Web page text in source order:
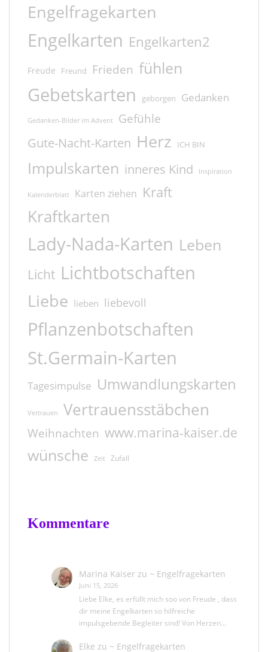
Engelfragekarten
Engelkarten Engelkarten2
Freude Freund Frieden fühlen
Gebetskarten geborgen Gedanken
Gedanken-Bilder im Advent Gefühle
Gute-Nacht-Karten Herz ICH BIN
Impulskarten inneres Kind Inspiration
Kalenderblatt Karten ziehen Kraft
Kraftkarten
Lady-Nada-Karten Leben
Licht Lichtbotschaften
Liebe lieben liebevoll
Pflanzenbotschaften
St.Germain-Karten
Tagesimpulse Umwandlungskarten
Vertrauen Vertrauensstäbchen
Weihnachten www.marina-kaiser.de
wünsche Zeit Zufall
Kommentare
Marina Kaiserzu ~ Engelfragekarten
Juni 15, 2026
Liebe Elke, es erfüllt mich soo von Freude , dass
dir meine Engelkarten so hilfreiche
impulsgebende Begleiter sind! Von Herzen…
Elke zu ~ Engelfragekarten